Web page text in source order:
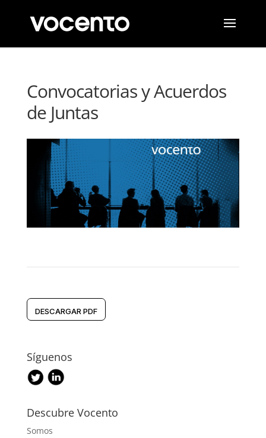
Convocatorias y Acuerdos
de Juntas
DESCARGAR PDF
Síguenos
Descubre Vocento
Somos